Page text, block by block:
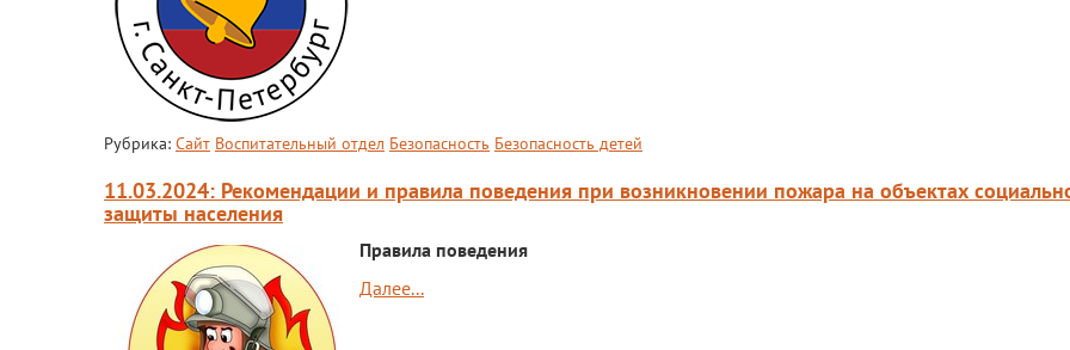
Рубрика: Сайт Воспитательный отдел Безопасность Безопасность детей
11.03.2024: Рекомендации и правила поведения при возникновении пожара на объектах
защиты населения
Правила поведения
Далее...